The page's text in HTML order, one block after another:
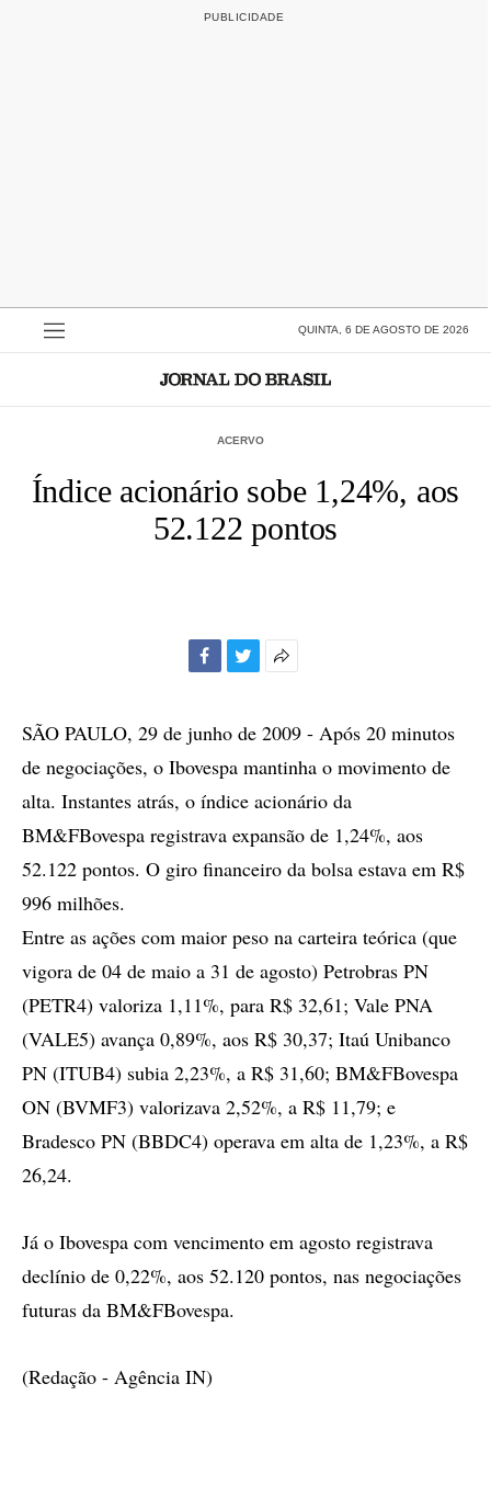
QUINTA, 6 DE AGOSTO DE 2026
ACERVO
Índice acionário sobe 1,24%, aos
52.122 pontos
compartilhamento
SÃO PAULO, 29 de junho de 2009 - Após 20 minutos
de negociações, o Ibovespa mantinha o movimento de
alta. Instantes atrás, o índice acionário da
BM&FBovespa registrava expansão de 1,24%, aos
52.122 pontos. O giro financeiro da bolsa estava em R$
996 milhões.
Entre as ações com maior peso na carteira teórica (que
vigora de 04 de maio a 31 de agosto) Petrobras PN
(PETR4) valoriza 1,11%, para R$ 32,61; Vale PNA
(VALE5) avança 0,89%, aos R$ 30,37; Itaú Unibanco
PN (ITUB4) subia 2,23%, a R$ 31,60; BM&FBovespa
ON (BVMF3) valorizava 2,52%, a R$ 11,79; e
Bradesco PN (BBDC4) operava em alta de 1,23%, a R$
26,24.
Já o Ibovespa com vencimento em agosto registrava
declínio de 0,22%, aos 52.120 pontos, nas negociações
futuras da BM&FBovespa.
(Redação - Agência IN)